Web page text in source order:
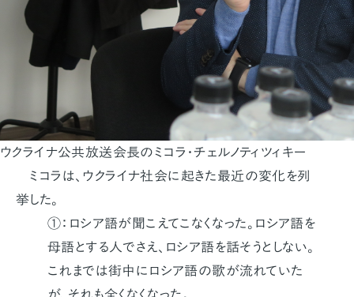
ウクライナ公共放送会長のミコラ・チェルノティツィキー
ミコラは、ウクライナ社会に起きた最近の変化を列
挙した。
①：ロシア語が聞こえてこなくなった。ロシア語を
母語とする人でさえ、ロシア語を話そうとしない。
これまでは街中にロシア語の歌が流れていた
が、それも全くなくなった。